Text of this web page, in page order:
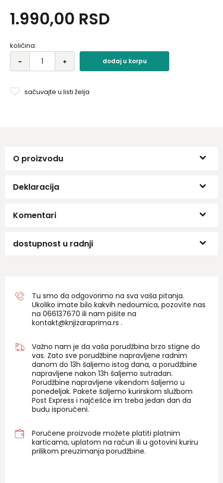
1.990,00 RSD
količina:
dodaj u korpu
sačuvajte u listi želja
O proizvodu
Deklaracija
Komentari
dostupnost u radnji
Tu smo da odgovorimo na sva vaša pitanja.
Ukoliko imate bilo kakvih nedoumica, pozovite nas
na 066137670 ili nam pišite na
kontakt@knjizaraprima.rs .
Važno nam je da vaša porudžbina brzo stigne do
vas. Zato sve porudžbine napravljene radnim
danom do 13h šaljemo istog dana, a porudžbine
napravljene nakon 13h šaljemo sutradan.
Porudžbine napravljene vikendom šaljemo u
ponedeljak. Pakete šaljemo kurirskom službom
Post Express i najčešće im treba jedan dan da
budu isporučeni.
Poručene proizvode možete platiti platnim
karticama, uplatom na račun ili u gotovini kuriru
prilikom preuzimanja porudžbine.